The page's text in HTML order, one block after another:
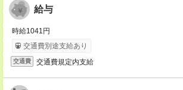
給与
時給1041円
交通費別途支給あり
交通費 交通費規定内支給